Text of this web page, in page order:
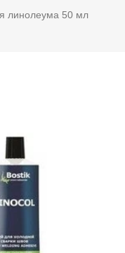
линолеума 50 мл